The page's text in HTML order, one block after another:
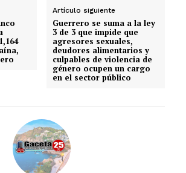
Artículo siguiente
Guerrero se suma a la ley
3 de 3 que impide que
agresores sexuales,
deudores alimentarios y
culpables de violencia de
género ocupen un cargo
en el sector público